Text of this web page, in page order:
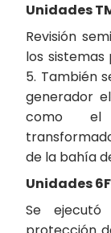
Unidades
Revisión
los sistemas
5. También
generador
como el
de la bahía
Unidades
Se